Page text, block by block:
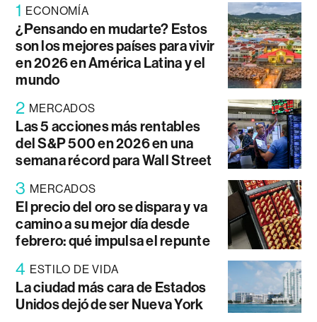
1 ECONOMÍA
¿Pensando en mudarte? Estos
son los mejores países para vivir
en 2026 en América Latina y el
mundo
2 MERCADOS
Las 5 acciones más rentables
del S&P 500 en 2026 en una
semana récord para Wall Street
3 MERCADOS
El precio del oro se dispara y va
camino a su mejor día desde
febrero: qué impulsa el repunte
4 ESTILO DE VIDA
La ciudad más cara de Estados
Unidos dejó de ser Nueva York